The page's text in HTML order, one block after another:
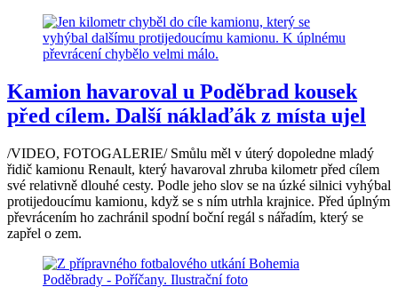
Kamion havaroval u Poděbrad kousek
před cílem. Další náklaďák z místa ujel
/VIDEO, FOTOGALERIE/ Smůlu měl v úterý dopoledne mladý
řidič kamionu Renault, který havaroval zhruba kilometr před cílem
své relativně dlouhé cesty. Podle jeho slov se na úzké silnici vyhýbal
protijedoucímu kamionu, když se s ním utrhla krajnice. Před úplným
převrácením ho zachránil spodní boční regál s nářadím, který se
zapřel o zem.